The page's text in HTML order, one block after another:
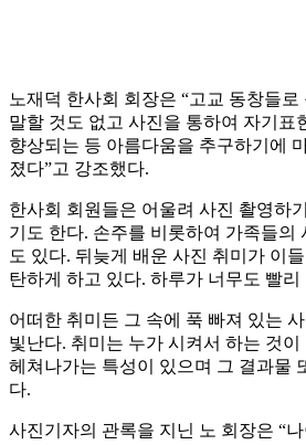
노재덕 한사회 회장은 “고교 동창들
말할 것도 없고 사진을 통하여 자기표
향상되는 등 아름다움을 추구하기에
졌다”고 강조했다.
한사회 회원들은 어울려 사진 촬영하
기도 한다. 손주를 비롯하여 가족들의
도 있다. 뒤늦게 배운 사진 취미가 이
탄하게 하고 있다. 하루가 너무도 빨리
어떠한 취미든 그 속에 푹 빠져 있는
빛난다. 취미는 누가 시켜서 하는 것
헤쳐나가는 특성이 있으며 그 결과물
다.
사진기자의 관록을 지닌 노 회장은 “